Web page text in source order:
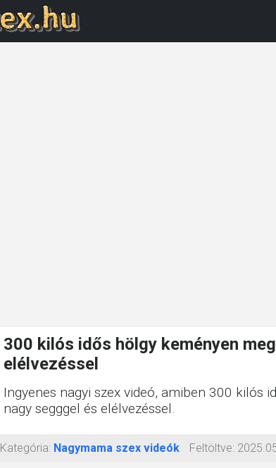
300 kilós idős hölgy keményen
elélvezéssel
Ingyenes nagyi szex videó, amiben 300 kilós
nagy segggel és elélvezéssel.
Kategória: Nagymama szex videók Feltöltve: